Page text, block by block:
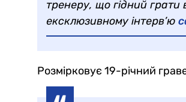
тренеру, що гідний грати
ексклюзивному інтерв’ю
Розмірковує 19-річний